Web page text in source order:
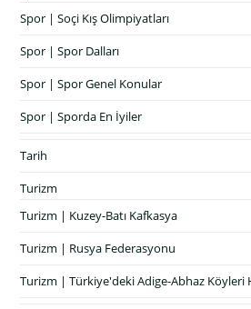
Spor | Soçi Kış Olimpiyatları
Spor | Spor Dalları
Spor | Spor Genel Konular
Spor | Sporda En İyiler
Tarih
Turizm
Turizm | Kuzey-Batı Kafkasya
Turizm | Rusya Federasyonu
Turizm | Türkiye'deki Adige-Abhaz Köyleri